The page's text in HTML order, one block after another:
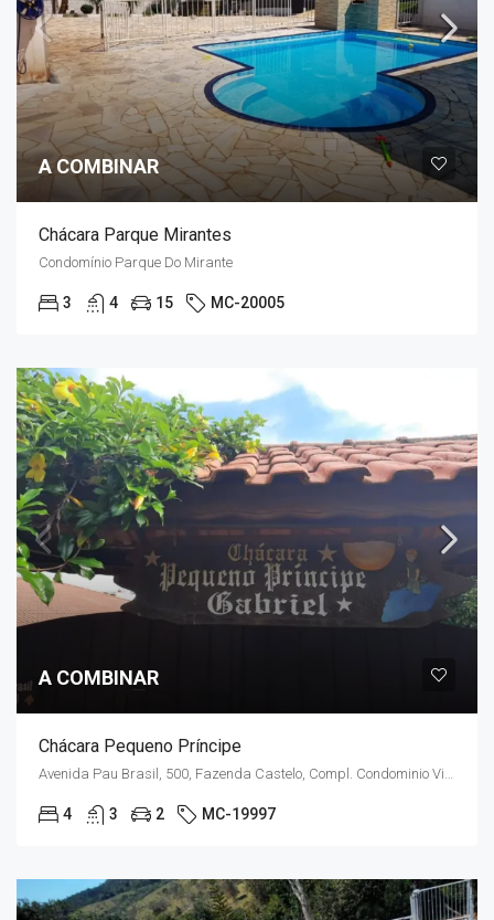
A COMBINAR
Chácara Parque Mirantes
Condomínio Parque Do Mirante
3 4 15 MC-20005
A COMBINAR
Chácara Pequeno Príncipe
Avenida Pau Brasil, 500, Fazenda Castelo, Compl. Condominio Vitassay
4 3 2 MC-19997